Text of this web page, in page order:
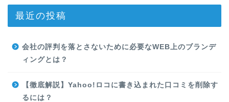
最近の投稿
会社の評判を落とさないために必要なWEB上のブランデ
ィングとは？
【徹底解説】Yahoo!ロコに書き込まれた口コミを削除す
るには？